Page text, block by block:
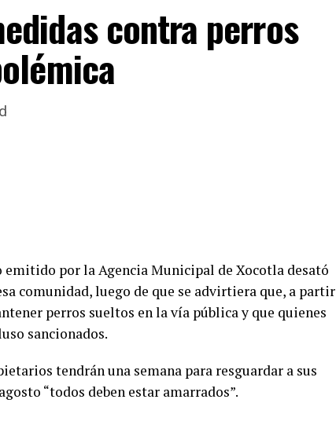
contra perros
emitido por la Agencia Municipal de Xocotla desató
comunidad, luego de que se advirtiera que, a partir
perros sueltos en la vía pública y que quienes
sancionados.
tendrán una semana para resguardar a sus
“todos deben estar amarrados”.